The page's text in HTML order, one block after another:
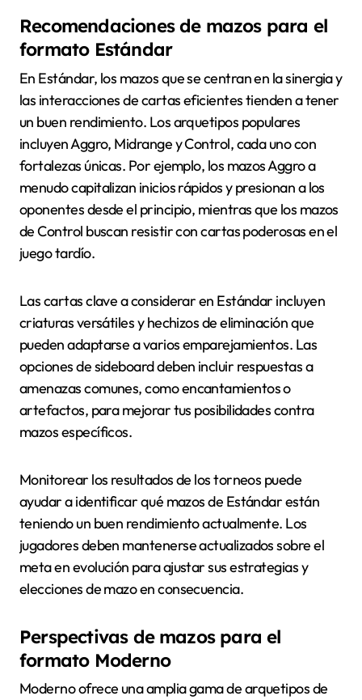
Recomendaciones de mazos para el
formato Estándar
En Estándar, los mazos que se centran en la sinergia y
las interacciones de cartas eficientes tienden a tener
un buen rendimiento. Los arquetipos populares
incluyen Aggro, Midrange y Control, cada uno con
fortalezas únicas. Por ejemplo, los mazos Aggro a
menudo capitalizan inicios rápidos y presionan a los
oponentes desde el principio, mientras que los mazos
de Control buscan resistir con cartas poderosas en el
juego tardío.
Las cartas clave a considerar en Estándar incluyen
criaturas versátiles y hechizos de eliminación que
pueden adaptarse a varios emparejamientos. Las
opciones de sideboard deben incluir respuestas a
amenazas comunes, como encantamientos o
artefactos, para mejorar tus posibilidades contra
mazos específicos.
Monitorear los resultados de los torneos puede
ayudar a identificar qué mazos de Estándar están
teniendo un buen rendimiento actualmente. Los
jugadores deben mantenerse actualizados sobre el
meta en evolución para ajustar sus estrategias y
elecciones de mazo en consecuencia.
Perspectivas de mazos para el
formato Moderno
Moderno ofrece una amplia gama de arquetipos de